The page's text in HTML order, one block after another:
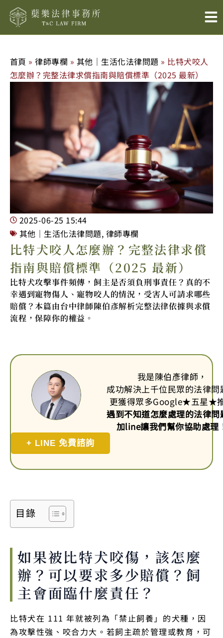
首頁 »律師專欄 » 其他｜生活化法律問題 » 比特犬咬人
怎麼辦？完整法律求償指南與賠償標準（2025 最新）
2025-06-25 15:44
其他｜生活化法律問題, 律師專欄
比特犬咬人怎麼辦？完整法律求償
指南與賠償標準（2025 最新）
比特犬攻擊事件頻傳，飼主是否須負刑事責任？真的不
幸遇到寵物傷人、寵物咬人的情況，受害人可請求哪些
賠償？本篇由台中律師陳伯彥解析完整法律依據與求償
流程，保障你的權益。
我是陳伯彥律師，
成功解決上千位民眾的法律問
更獲得眾多Google★五星★
遇到不知道怎麼處理的法律問
加line讓我們幫你協助處理
+ LINE 免費諮詢
目錄
如果被比特犬咬傷，該怎麼
辦？可以要求多少賠償？飼
主會面臨什麼責任？
比特犬在 111 年就被列為「禁止飼養」的犬種，因
為攻擊性強、咬合力大。若飼主疏於管理或教育，可